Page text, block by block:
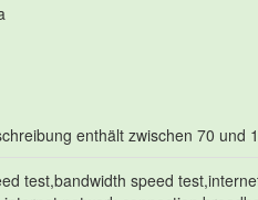
enthält zwischen 70 und
test,bandwidth speed